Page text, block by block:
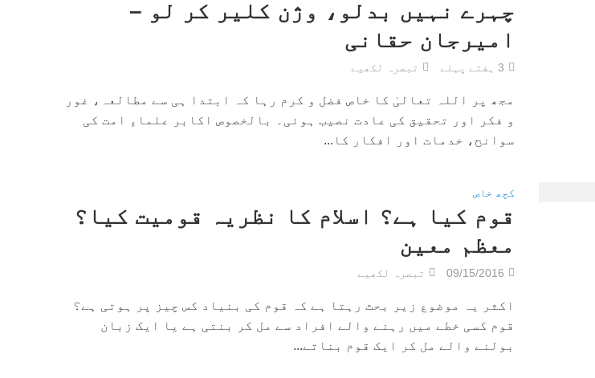
چہرے نہیں بدلو، وژن کلیر کر لو –
امیرجان حقانی
3 ہفتے پہلے تبصرہ لکھیے
مجھ پر اللہ تعالیٰ کا خاص فضل و کرم رہا کہ ابتدا ہی سے مطالعہ، غور
و فکر اور تحقیق کی عادت نصیب ہوئی۔ بالخصوص اکابر علماءِ امت کی
سوانح، خدمات اور افکار کا...
کچھ خاص
قوم کیا ہے؟ اسلام کا نظریہ قومیت کیا؟
معظم معین
09/15/2016 تبصرہ لکھیے
اکثر یہ موضوع زیر بحث رہتا ہے کہ قوم کی بنیاد کس چیز پر ہوتی ہے؟
قوم کسی خطے میں رہنے والے افراد سے مل کر بنتی ہے یا ایک زبان
بولنے والے مل کر ایک قوم بناتے...